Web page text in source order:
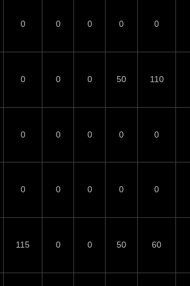
0 0 0 0 0
0 0 0 50 110
0 0 0 0 0
0 0 0 0 0
115 0 0 50 60